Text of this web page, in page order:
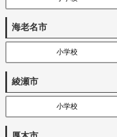
海老名市
小学校
綾瀬市
小学校